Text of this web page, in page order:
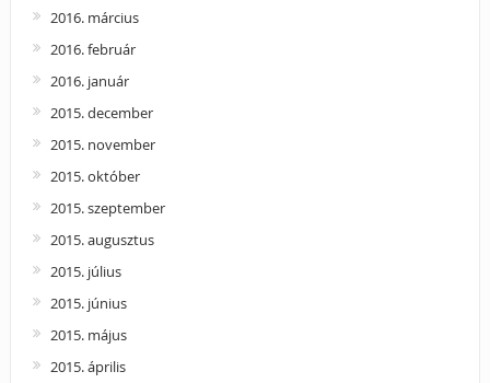
2016. március
2016. február
2016. január
2015. december
2015. november
2015. október
2015. szeptember
2015. augusztus
2015. július
2015. június
2015. május
2015. április